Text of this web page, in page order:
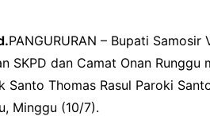
PANGURURAN – Bupati
SKPD dan Camat Onan
Santo Thomas Rasul Paroki
Minggu (10/7).